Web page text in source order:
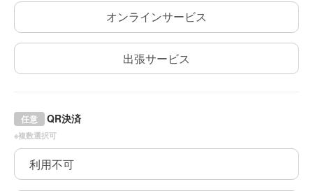
オンラインサービス
出張サービス
QR決済
任意
※複数選択可
利用不可